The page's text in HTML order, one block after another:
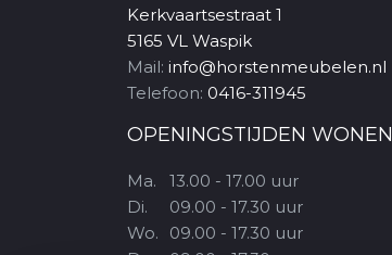
Kerkvaartsestraat 1
5165 VL Waspik
Mail: info@horstenmeubelen.nl
Telefoon: 0416-311945
OPENINGSTIJDEN WONEN
Ma.
Di.
Wo.
13.00 - 17.00 uur
09.00 - 17.30 uur
09.00 - 17.30 uur